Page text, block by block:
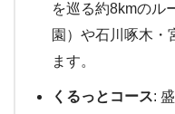
を巡る約8kmのル
園）や石川啄木・
ます。
くるっとコース: